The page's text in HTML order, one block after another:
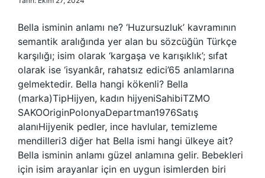
Bella isminin anlamı ne? ‘Huzursuzluk’ kavramının
semantik aralığında yer alan bu sözcüğün Türkçe
karşılığı; isim olarak ‘kargaşa ve karışıklık’; sıfat
olarak ise ‘isyankâr, rahatsız edici’65 anlamlarına
gelmektedir. Bella hangi kökenli? Bella
(marka)TipHijyen, kadın hijyeniSahibiTZMO
SAKOOriginPolonyaDepartman1976Satış
alanıHijyenik pedler, ince havlular, temizleme
mendilleri3 diğer hat Bella ismi hangi ülkeye ait?
Bella isminin anlamı güzel anlamına gelir. Bebekleri
için isim arayanlar için en uygun isimlerden biri